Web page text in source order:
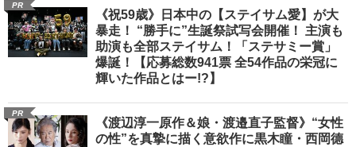
PR
《祝59歳》日本中の【ステイサム愛】が大
暴走！ “勝手に”生誕祭試写会開催！ 主演も
助演も全部ステイサム！「ステサミー賞」
爆誕！【応募総数941票 全54作品の栄冠に
輝いた作品とはー!?】
PR
《渡辺淳一原作＆娘・渡邉直子監督》“女性
の性”を真摯に描く意欲作に黒木瞳・西岡德